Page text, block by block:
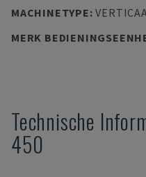
MACHINETYPE:
MERK
Technische
450